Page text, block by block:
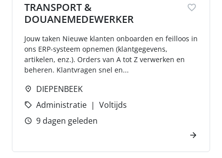
TRANSPORT &
DOUANEMEDEWERKER
Jouw taken Nieuwe klanten onboarden en feilloos in
ons ERP-systeem opnemen (klantgegevens,
artikelen, enz.). Orders van A tot Z verwerken en
beheren. Klantvragen snel en...
DIEPENBEEK
Administratie
Voltijds
9 dagen geleden